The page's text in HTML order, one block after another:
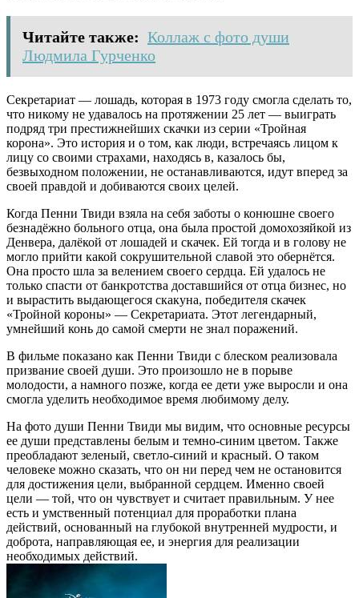
Читайте также: Коллаж с фото души
Людмила Гурченко
Секретариат — лошадь, которая в 1973 году смогла сделать то,
что никому не удавалось на протяжении 25 лет — выиграть
подряд три престижнейших скачки из серии «Тройная
корона». Это история и о том, как люди, встречаясь лицом к
лицу со своими страхами, находясь в, казалось бы,
безвыходном положении, не останавливаются, идут вперед за
своей правдой и добиваются своих целей.
Когда Пенни Твиди взяла на себя заботы о конюшне своего
безнадёжно больного отца, она была простой домохозяйкой из
Денвера, далёкой от лошадей и скачек. Ей тогда и в голову не
могло прийти какой сокрушительной славой это обернётся.
Она просто шла за велением своего сердца. Ей удалось не
только спасти от банкротства доставшийся от отца бизнес, но
и вырастить выдающегося скакуна, победителя скачек
«Тройной короны» — Секретариата. Этот легендарный,
умнейший конь до самой смерти не знал поражений.
В фильме показано как Пенни Твиди с блеском реализовала
призвание своей души. Это произошло не в порыве
молодости, а намного позже, когда ее дети уже выросли и она
смогла уделить необходимое время любимому делу.
На фото души Пенни Твиди мы видим, что основные ресурсы
ее души представлены белым и темно-синим цветом. Также
преобладают зеленый, светло-синий и красный. О таком
человеке можно сказать, что он ни перед чем не остановится
для достижения цели, выбранной сердцем. Именно своей
цели — той, что он чувствует и считает правильным. У нее
есть и умственный потенциал для проработки плана
действий, основанный на глубокой внутренней мудрости, и
доброта, направляющая ее, и энергия для реализации
необходимых действий.